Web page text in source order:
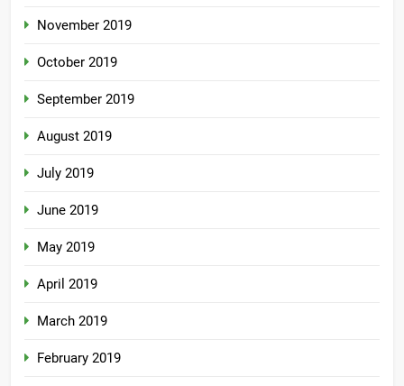
November 2019
October 2019
September 2019
August 2019
July 2019
June 2019
May 2019
April 2019
March 2019
February 2019